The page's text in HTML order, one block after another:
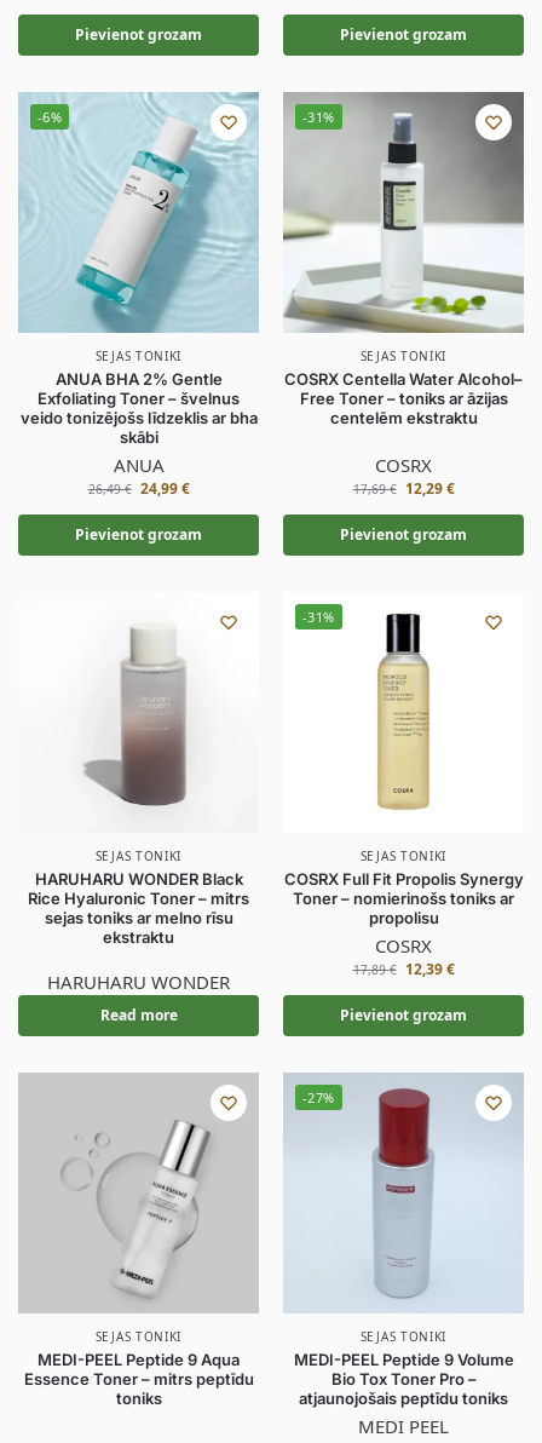
Pievienot grozam Pievienot grozam
-6%
SEJAS TONIKI
ANUA BHA 2% Gentle
Exfoliating Toner – švelnus
veido tonizējošs līdzeklis ar bha
skābi
ANUA
26,49€ 24,99€
Pievienot grozam
-31%
SEJAS TONIKI
COSRX Centella Water Alcohol–
Free Toner – toniks ar āzijas
centelēm ekstraktu
COSRX
17,69€ 12,29€
Pievienot grozam
SEJAS TONIKI
HARUHARU WONDER Black
Rice Hyaluronic Toner – mitrs
sejas toniks ar melno rīsu
ekstraktu
HARUHARU WONDER
Read more
-31%
SEJAS TONIKI
COSRX Full Fit Propolis Synergy
Toner – nomierinošs toniks ar
propolisu
COSRX
17,89€ 12,39€
Pievienot grozam
SEJAS TONIKI
MEDI-PEEL Peptide 9 Aqua
Essence Toner – mitrs peptīdu
toniks
-27%
SEJAS TONIKI
MEDI-PEEL Peptide 9 Volume
Bio Tox Toner Pro –
atjaunojošais peptīdu toniks
MEDI PEEL